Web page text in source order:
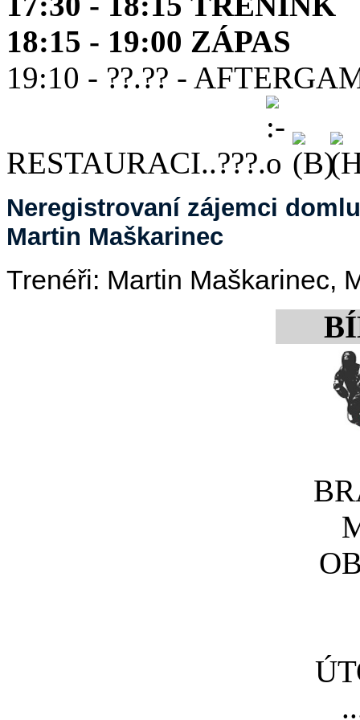
18:15 - 19:00 ZÁPAS
19:10 - ??.?? -
RESTAURACI..???.
Neregistrovaní zájemci
Martin Maškarinec
Trenéři: Martin Maškarinec,